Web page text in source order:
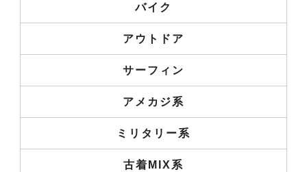
バイク
アウトドア
サーフィン
アメカジ系
ミリタリー系
古着MIX系